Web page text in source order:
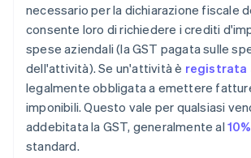
necessario per la dichiarazione fiscale
consente loro di richiedere i crediti
spese aziendali (la GST pagata sulle
dell'attività). Se un'attività è registrata
legalmente obbligata a emettere
imponibili. Questo vale per qualsiasi
addebitata la GST, generalmente al 10%
standard.